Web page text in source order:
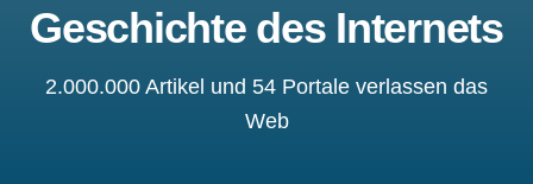
Geschichte des Internets
2.000.000 Artikel und 54 Portale verlassen das
Web